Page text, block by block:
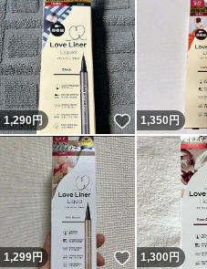
1,290円 いいね！
1,350円
1,299円 いいね！
1,300円